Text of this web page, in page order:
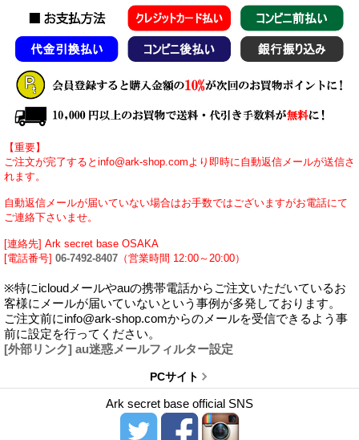
【重要】
ご注文が完了するとinfo@ark-shop.comより即時に自動返信メールが送信さ
れます。
自動返信メールが届いていない場合はお手数ではございますがお電話にて
ご連絡下さいませ。
[連絡先] Ark secret base OSAKA
[電話番号] 06-7492-8407 （営業時間 12:00～20:00）
※特にicloudメールやauの携帯電話からご注文いただいているお
客様にメールが届いていないという事例が多発しております。
ご注文前にinfo@ark-shop.comからのメールを受信できるよう事
前に設定を行ってください。
[外部リンク] au迷惑メールフィルター設定
PCサイト
Ark secret base official SNS